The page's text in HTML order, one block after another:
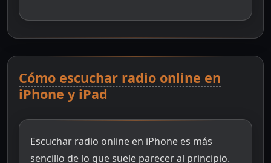
Cómo escuchar radio online en
iPhone y iPad
Escuchar radio online en iPhone es más
sencillo de lo que suele parecer al principio.